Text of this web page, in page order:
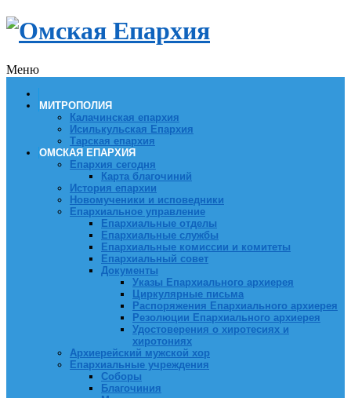
Меню
МИТРОПОЛИЯ
Калачинская епархия
Исилькульская Епархия
Тарская епархия
ОМСКАЯ ЕПАРХИЯ
Епархия сегодня
Карта благочиний
История епархии
Новомученики и исповедники
Епархиальное управление
Епархиальные отделы
Епархиальные службы
Епархиальные комиссии и комитеты
Епархиальный совет
Документы
Указы Епархиального архиерея
Циркулярные письма
Распоряжения Епархиального архиерея
Резолюции Епархиального архиерея
Удостоверения о хиротесиях и
хиротониях
Архиерейский мужской хор
Епархиальные учреждения
Соборы
Благочиния